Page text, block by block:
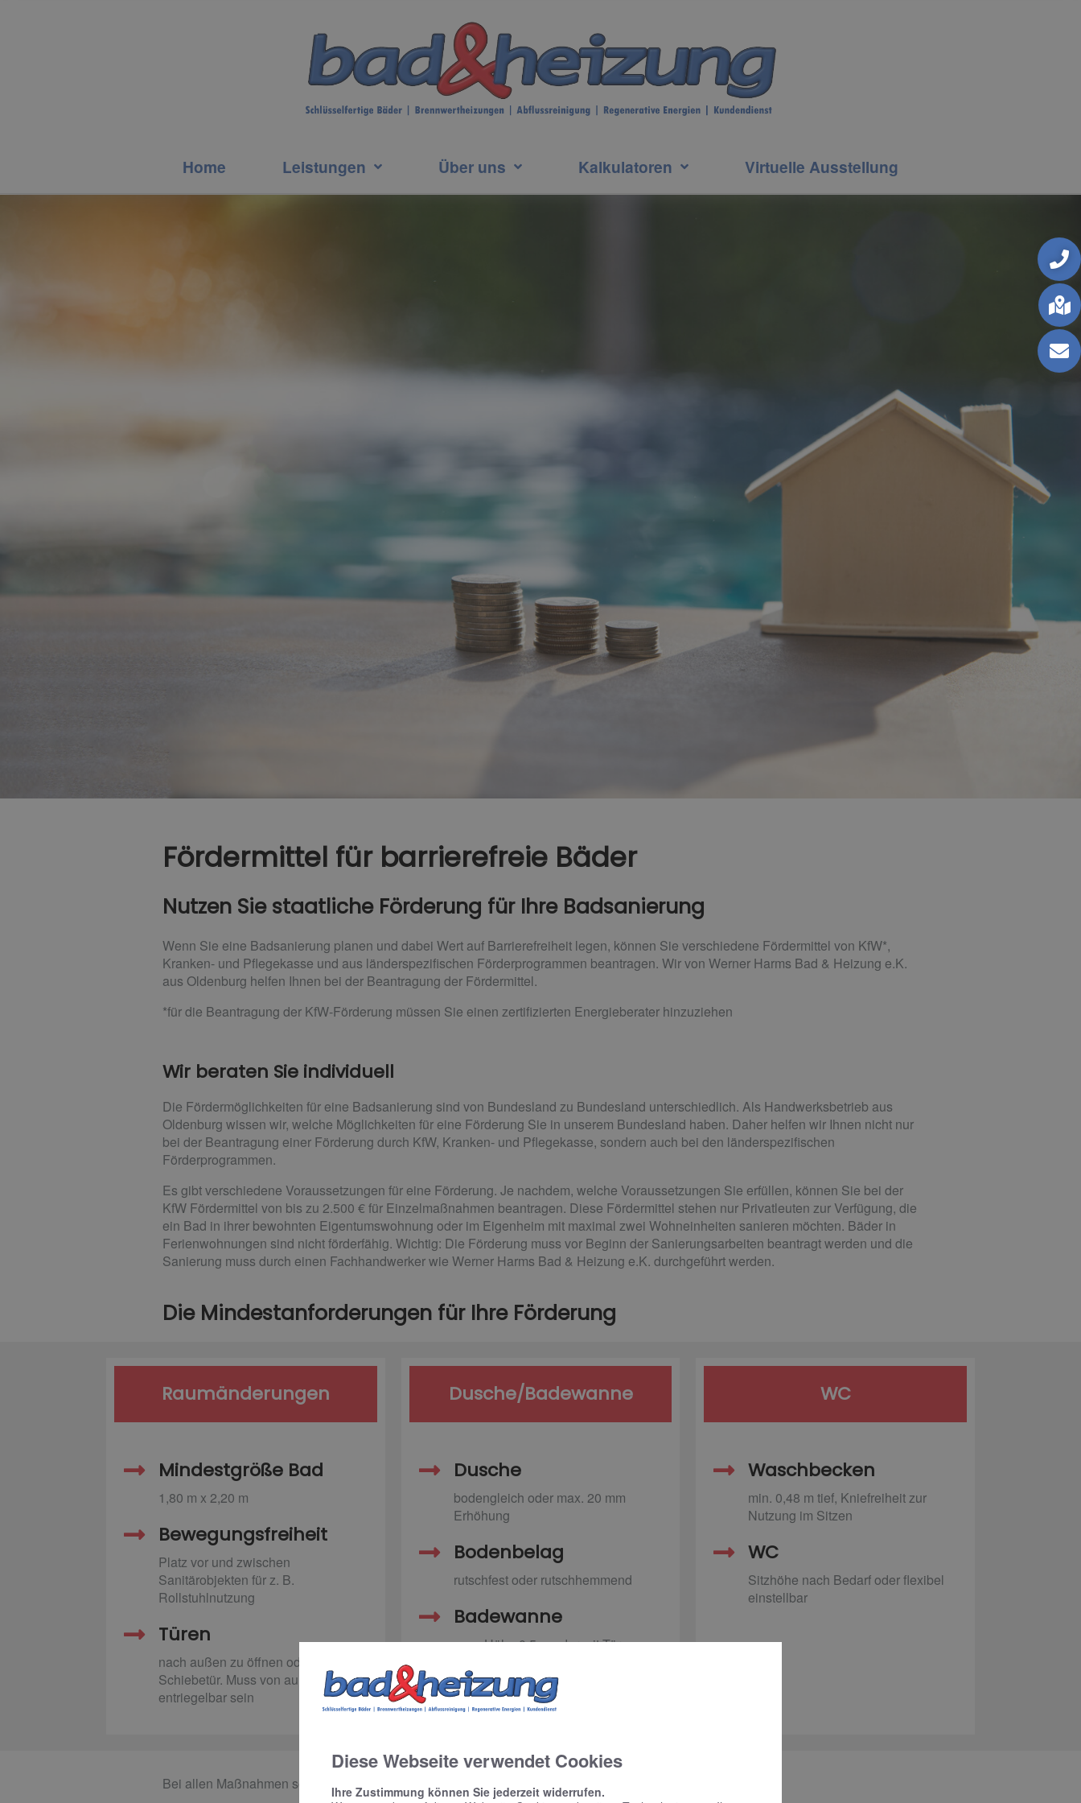
Home Leistungen Über uns Kalkulatoren Virtuelle Ausstellung
Fördermittel für barrierefreie Bäder
Nutzen Sie staatliche Förderung für Ihre Badsanierung
Wenn Sie eine Badsanierung planen und dabei Wert auf Barrierefreiheit legen, können Sie verschiedene Fördermittel von KfW*,
Kranken- und Pflegekasse und aus länderspezifischen Förderprogrammen beantragen. Wir von Werner Harms Bad & Heizung e.K.
aus Oldenburg helfen Ihnen bei der Beantragung der Fördermittel.
*für die Beantragung der KfW-Förderung müssen Sie einen zertifizierten Energieberater hinzuziehen
Wir beraten Sie individuell
Die Fördermöglichkeiten für eine Badsanierung sind von Bundesland zu Bundesland unterschiedlich. Als Handwerksbetrieb aus
Oldenburg wissen wir, welche Möglichkeiten für eine Förderung Sie in unserem Bundesland haben. Daher helfen wir Ihnen nicht nur
bei der Beantragung einer Förderung durch KfW, Kranken- und Pflegekasse, sondern auch bei den länderspezifischen
Förderprogrammen.
Es gibt verschiedene Voraussetzungen für eine Förderung. Je nachdem, welche Voraussetzungen Sie erfüllen, können Sie bei der
KfW Fördermittel von bis zu 2.500 € für Einzelmaßnahmen beantragen. Diese Fördermittel stehen nur Privatleuten zur Verfügung, die
ein Bad in ihrer bewohnten Eigentumswohnung oder im Eigenheim mit maximal zwei Wohneinheiten sanieren möchten. Bäder in
Ferienwohnungen sind nicht förderfähig. Wichtig: Die Förderung muss vor Beginn der Sanierungsarbeiten beantragt werden und die
Sanierung muss durch einen Fachhandwerker wie Werner Harms Bad & Heizung e.K. durchgeführt werden.
Die Mindestanforderungen für Ihre Förderung
Raumänderungen
Mindestgröße Bad
1,80 m x 2,20 m
Bewegungsfreiheit
Platz vor und zwischen
Sanitärobjekten für z. B.
Rollstuhlnutzung
Türen
nach außen zu öffnen oder
Schiebetür. Muss von außen
entriegelbar sein
Dusche/Badewanne
Dusche
bodengleich oder max. 20 mm
Erhöhung
Bodenbelag
rutschfest oder rutschhemmend
Badewanne
max. Höhe 0,5 m oder mit Tür,
WC
Waschbecken
min. 0,48 m tief, Kniefreiheit zur
Nutzung im Sitzen
WC
Sitzhöhe nach Bedarf oder flexibel
einstellbar
Bei allen Maßnahmen sollte die Möglichkeit zur späteren Nachrüstung gegeben sein.
Diese Webseite verwendet Cookies
Ihre Zustimmung können Sie jederzeit widerrufen.